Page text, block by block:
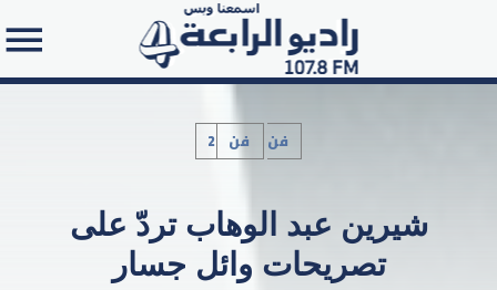
Search in the website:
2فن فن
شيرين عبد الوهاب تردّ على
تصريحات وائل جسار